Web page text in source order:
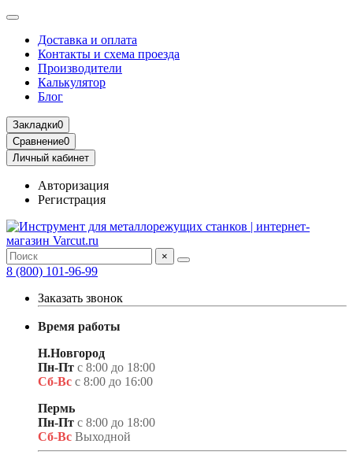
Доставка и оплата
Контакты и схема проезда
Производители
Калькулятор
Блог
Закладки0
Сравнение0
Личный кабинет
Авторизация
Регистрация
×
8 (800) 101-96-99
Заказать звонок
Время работы
Н.Новгород
Пн-Пт с 8:00 до 18:00
Сб-Вс с 8:00 до 16:00
Пермь
Пн-Пт с 8:00 до 18:00
Сб-Вс Выходной